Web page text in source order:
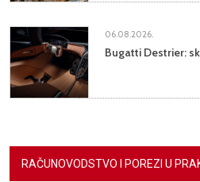
06.08.2026.
Bugatti Destrier:
RAČUNOVODSTVO I POREZI U